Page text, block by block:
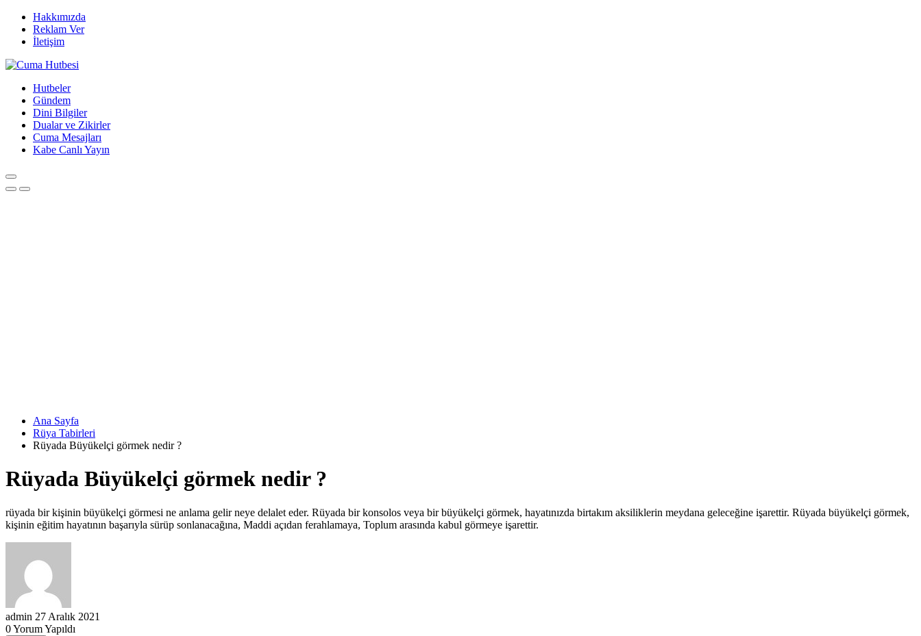
Hakkımızda
Reklam Ver
İletişim
Hutbeler
Gündem
Dini Bilgiler
Dualar ve Zikirler
Cuma Mesajları
Kabe Canlı Yayın
Ana Sayfa
Rüya Tabirleri
Rüyada Büyükelçi görmek nedir ?
Rüyada Büyükelçi görmek nedir ?
rüyada bir kişinin büyükelçi görmesi ne anlama gelir neye delalet eder. Rüyada bir konsolos veya bir büyükelçi görmek, hayatınızda birtakım aksiliklerin meydana geleceğine işarettir. Rüyada büyükelçi görmek,
kişinin eğitim hayatının başarıyla sürüp sonlanacağına, Maddi açıdan ferahlamaya, Toplum arasında kabul görmeye işarettir.
admin 27 Aralık 2021
0 Yorum Yapıldı